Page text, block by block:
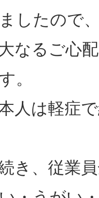
したので
なるご心
。
人は軽症
き、従業